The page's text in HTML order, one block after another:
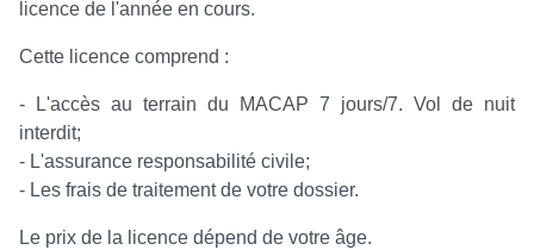
licence de l'année en cours.
Cette licence comprend :
- L'accès au terrain du MACAP 7 jours/7. Vol de nuit
interdit;
- L'assurance responsabilité civile;
- Les frais de traitement de votre dossier.
Le prix de la licence dépend de votre âge.